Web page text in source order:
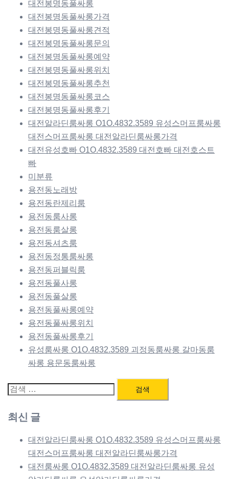
대전봉명동풀싸롱
대전봉명동풀싸롱가격
대전봉명동풀싸롱견적
대전봉명동풀싸롱문의
대전봉명동풀싸롱예약
대전봉명동풀싸롱위치
대전봉명동풀싸롱추천
대전봉명동풀싸롱코스
대전봉명동풀싸롱후기
대전알라딘룸싸롱 O1O.4832.3589 유성스머프룸싸롱
대전스머프룸싸롱 대전알라딘룸싸롱가격
대전유성호빠 O1O.4832.3589 대전호빠 대전호스트
빠
미분류
용전동노래방
용전동란제리룸
용전동룸사롱
용전동룸살롱
용전동셔츠룸
용전동정통룸싸롱
용전동퍼블릭룸
용전동풀사롱
용전동풀살롱
용전동풀싸롱예약
용전동풀싸롱위치
용전동풀싸롱후기
유성룸싸롱 O1O.4832.3589 괴정동룸싸롱 갈마동룸
싸롱 용문동룸싸롱
검
최신 글
대전알라딘룸싸롱 O1O.4832.3589 유성스머프룸싸롱
대전스머프룸싸롱 대전알라딘룸싸롱가격
대전룸싸롱 O1O.4832.3589 대전알라딘룸싸롱 유성